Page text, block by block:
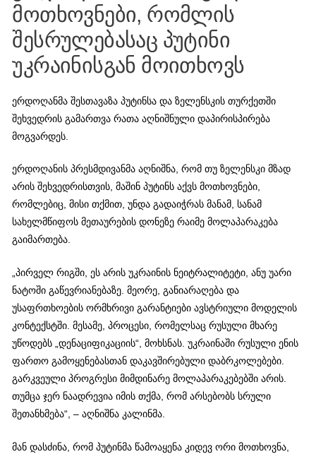
მოთხოვნები, რომლის
შესრულებასაც პუტინი
უკრაინისგან მოითხოვს
ერდოღანმა შესთავაზა პუტინსა და ზელენსკის თურქეთში
შეხვედრის გამართვა რათა აღნიშნული დაპირისპირება
მოგვარდეს.
ერდოღანის პრესმდივანმა აღნიშნა, რომ თუ ზელენსკი მზად
არის შეხვედრისთვის, მაშინ პუტინს აქვს მოთხოვნები,
რომლებიც, მისი თქმით, უნდა გადაიჭრას მანამ, სანამ
სახელმწიფოს მეთაურების დონეზე რაიმე მოლაპარაკება
გაიმართება.
„პირველ რიგში, ეს არის უკრაინის ნეიტრალიტეტი, ანუ უარი
ნატოში გაწევრიანებაზე. მეორე, განიარაღება და
უსაფრთხოების ორმხრივი გარანტიები ავსტრიული მოდელის
კონტექსტში. მესამე, პროცესი, რომელსაც რუსული მხარე
უწოდებს „დენაციფიკაციის“, მოხსნას. უკრაინაში რუსული ენის
ფართო გამოყენებასთან დაკავშირებული დაბრკოლებები.
გარკვეული პროგრესი მიმდინარე მოლაპარაკებებში არის.
თუმცა ჯერ ნაადრევია იმის თქმა, რომ არსებობს სრული
შეთანხმება“, – აღნიშნა კალინმა.
მან დასძინა, რომ პუტინმა წამოაყენა კიდევ ორი ​​მოთხოვნა,